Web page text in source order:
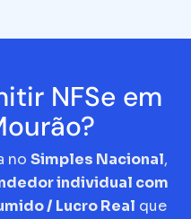
NFSe em
no Simples Nacional,
individual com
/ Lucro Real que